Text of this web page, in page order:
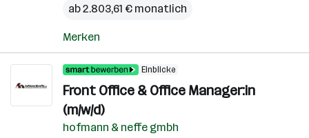
ab 2.803,61 € monatlich
Merken
Einblicke
Front Office & Office Manager:in
(m/w/d)
hofmann & neffe gmbh